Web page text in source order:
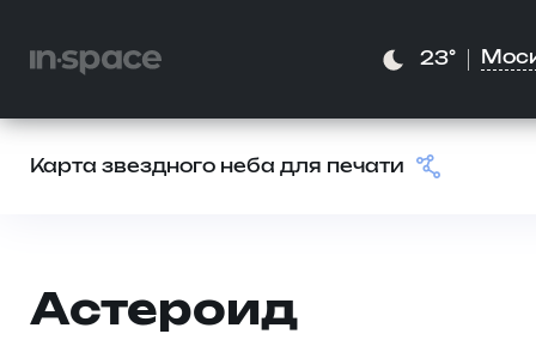
23°
Карта звездного неба для печати
Астероид